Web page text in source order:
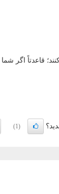
قاعدتاً اگر شما
(1)